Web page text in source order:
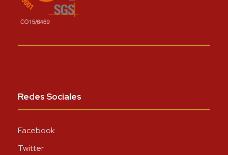
Redes Sociales
Facebook
Twitter